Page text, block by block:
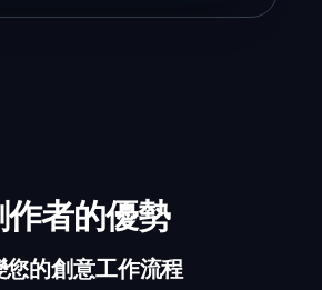
作者的優勢
您的創意工作流程